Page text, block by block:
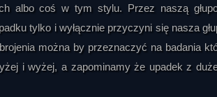
albo coś w tym stylu. Przez naszą
tylko i wyłącznie przyczyni się nasza
można by przeznaczyć na badania
i wyżej, a zapominamy że upadek z